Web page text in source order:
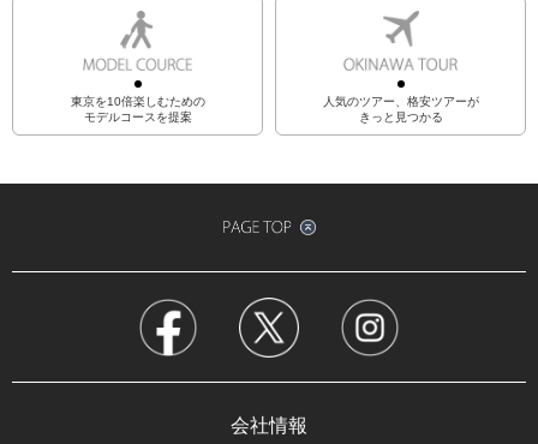
東京を10倍楽しむための
モデルコースを提案
人気のツアー、格安ツアーが
きっと見つかる
会社情報